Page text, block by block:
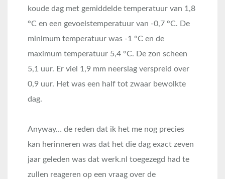
koude dag met gemiddelde temperatuur van 1,8
°C en een gevoelstemperatuur van -0,7 °C. De
minimum temperatuur was -1 °C en de
maximum temperatuur 5,4 °C. De zon scheen
5,1 uur. Er viel 1,9 mm neerslag verspreid over
0,9 uur. Het was een half tot zwaar bewolkte
dag.
Anyway… de reden dat ik het me nog precies
kan herinneren was dat het die dag exact zeven
jaar geleden was dat werk.nl toegezegd had te
zullen reageren op een vraag over de